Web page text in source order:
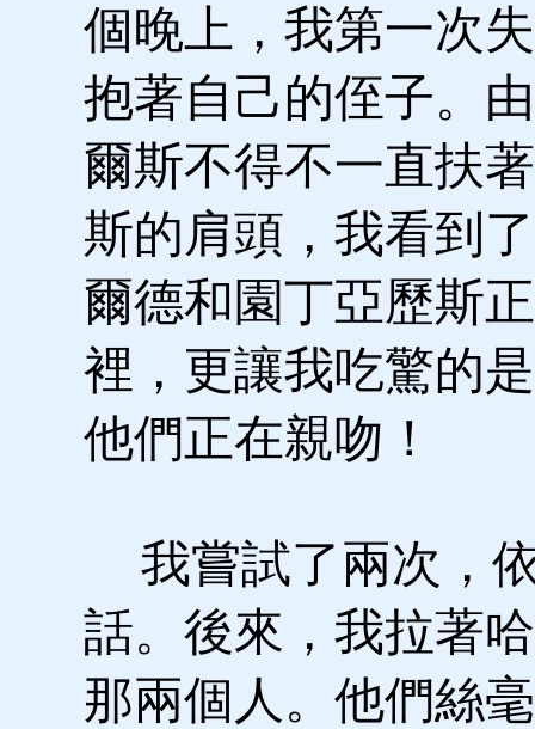
個晚上，我第一次
抱著自己的侄子。
爾斯不得不一直扶
斯的肩頭，我看到
爾德和園丁亞歷斯
裡，更讓我吃驚
他們正在親吻！
我嘗試了兩次，
話。後來，我拉著
那兩個人。他們絲